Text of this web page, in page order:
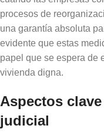
procesos de
una garantía absoluta
evidente que estas
papel que se espera de
vivienda digna.
Aspectos
judicial